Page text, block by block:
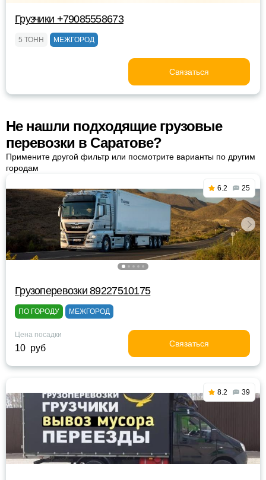
Грузчики +79085558673
5 ТОНН МЕЖГОРОД
Связаться
Не нашли подходящие грузовые
перевозки в Саратове?
Примените другой фильтр или посмотрите варианты по другим
городам
6.2 25
Грузоперевозки 89227510175
ПО ГОРОДУ МЕЖГОРОД
Цена посадки
10 руб Связаться
8.2 39